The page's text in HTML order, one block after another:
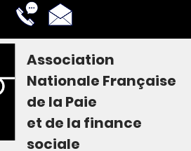
Association
Nationale Française
de la Paie
et de la finance
sociale